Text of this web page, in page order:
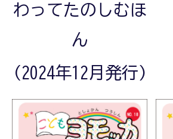
わってたのしむほ
ん
(2024年12月発行)